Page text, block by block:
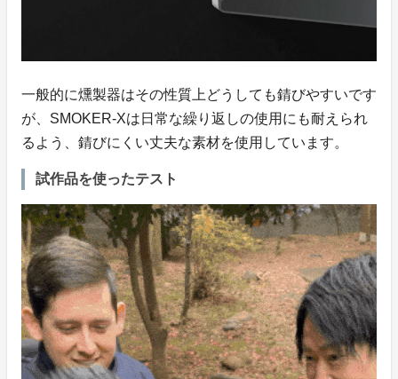
一般的に燻製器はその性質上どうしても錆びやすいです
が、SMOKER-Xは日常な繰り返しの使用にも耐えられ
るよう、錆びにくい丈夫な素材を使用しています。
試作品を使ったテスト